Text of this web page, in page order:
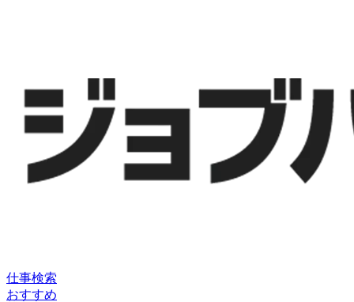
仕事検索
おすすめ